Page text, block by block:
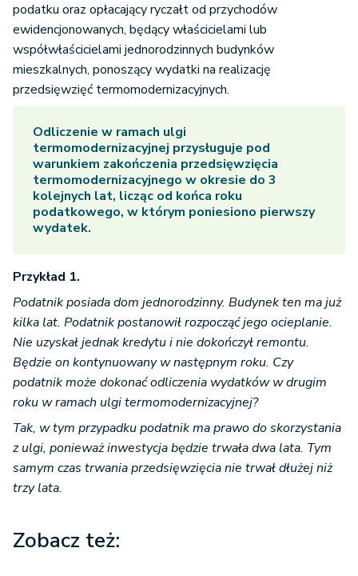
podatku oraz opłacający ryczałt od przychodów
ewidencjonowanych, będący właścicielami lub
współwłaścicielami jednorodzinnych budynków
mieszkalnych, ponoszący wydatki na realizację
przedsięwzięć termomodernizacyjnych.
Odliczenie w ramach ulgi
termomodernizacyjnej przysługuje pod
warunkiem zakończenia przedsięwzięcia
termomodernizacyjnego w okresie do 3
kolejnych lat, licząc od końca roku
podatkowego, w którym poniesiono pierwszy
wydatek.
Przykład 1.
Podatnik posiada dom jednorodzinny. Budynek ten ma już
kilka lat. Podatnik postanowił rozpocząć jego ocieplanie.
Nie uzyskał jednak kredytu i nie dokończył remontu.
Będzie on kontynuowany w następnym roku. Czy
podatnik może dokonać odliczenia wydatków w drugim
roku w ramach ulgi termomodernizacyjnej?
Tak, w tym przypadku podatnik ma prawo do skorzystania
z ulgi, ponieważ inwestycja będzie trwała dwa lata. Tym
samym czas trwania przedsięwzięcia nie trwał dłużej niż
trzy lata.
Zobacz też: